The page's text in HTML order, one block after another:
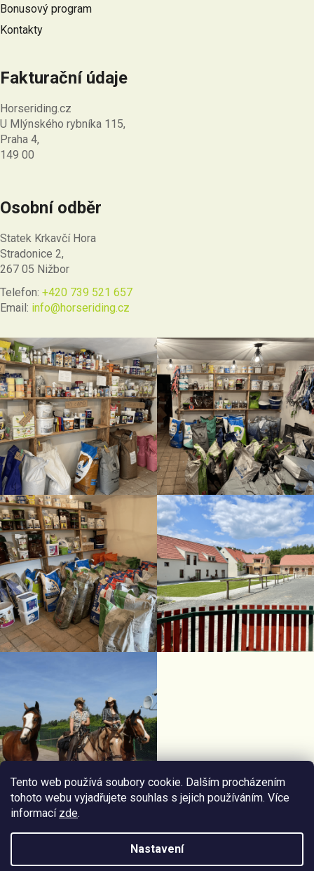
Tento web používá soubory cookie. Dalším procházením
tohoto webu vyjadřujete souhlas s jejich používáním. Více
informací zde.
Nastavení
Bonusový program
Kontakty
Fakturační údaje
Horseriding.cz
U Mlýnského rybníka 115,
Praha 4,
149 00
Osobní odběr
Statek Krkavčí Hora
Stradonice 2,
267 05 Nižbor
Telefon: +420 739 521 657
Email: info@horseriding.cz